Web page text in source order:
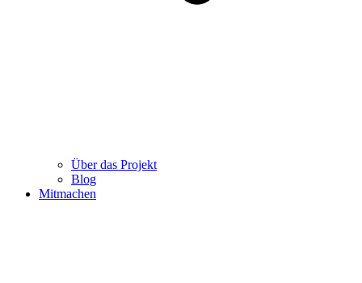
Über das Projekt
Blog
Mitmachen